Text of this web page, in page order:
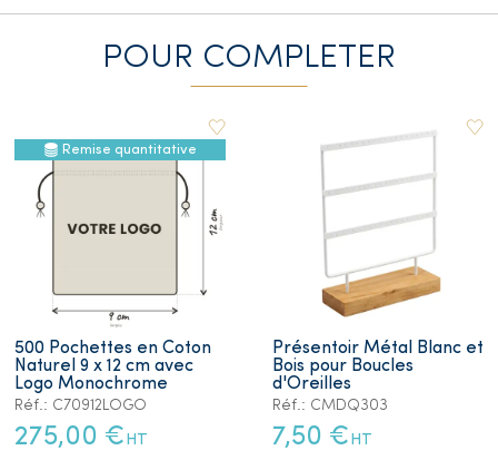
POUR COMPLETER
Remise quantitative
500 Pochettes en Coton
Naturel 9 x 12 cm avec
Logo Monochrome
Réf.: C70912LOGO
275,00 € HT
Présentoir Métal Blanc et
Bois pour Boucles
d'Oreilles
Réf.: CMDQ303
7,50 € HT